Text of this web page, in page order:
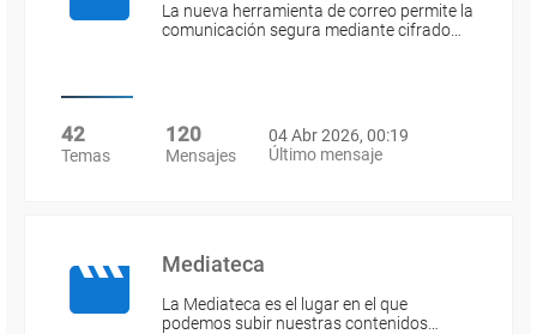
La nueva herramienta de correo permite la
comunicación segura mediante cifrado…
42
Temas
120
Mensajes
04 Abr 2026, 00:19
Último mensaje
Mediateca
La Mediateca es el lugar en el que
podemos subir nuestras contenidos…